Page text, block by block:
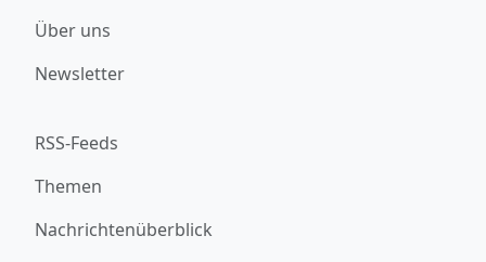
Über uns
Newsletter
RSS-Feeds
Themen
Nachrichtenüberblick